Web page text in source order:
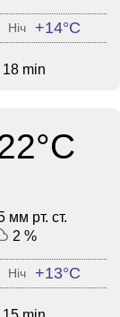
Ніч +14°C
18 min
мм рт. ст.
2 %
Ніч +13°C